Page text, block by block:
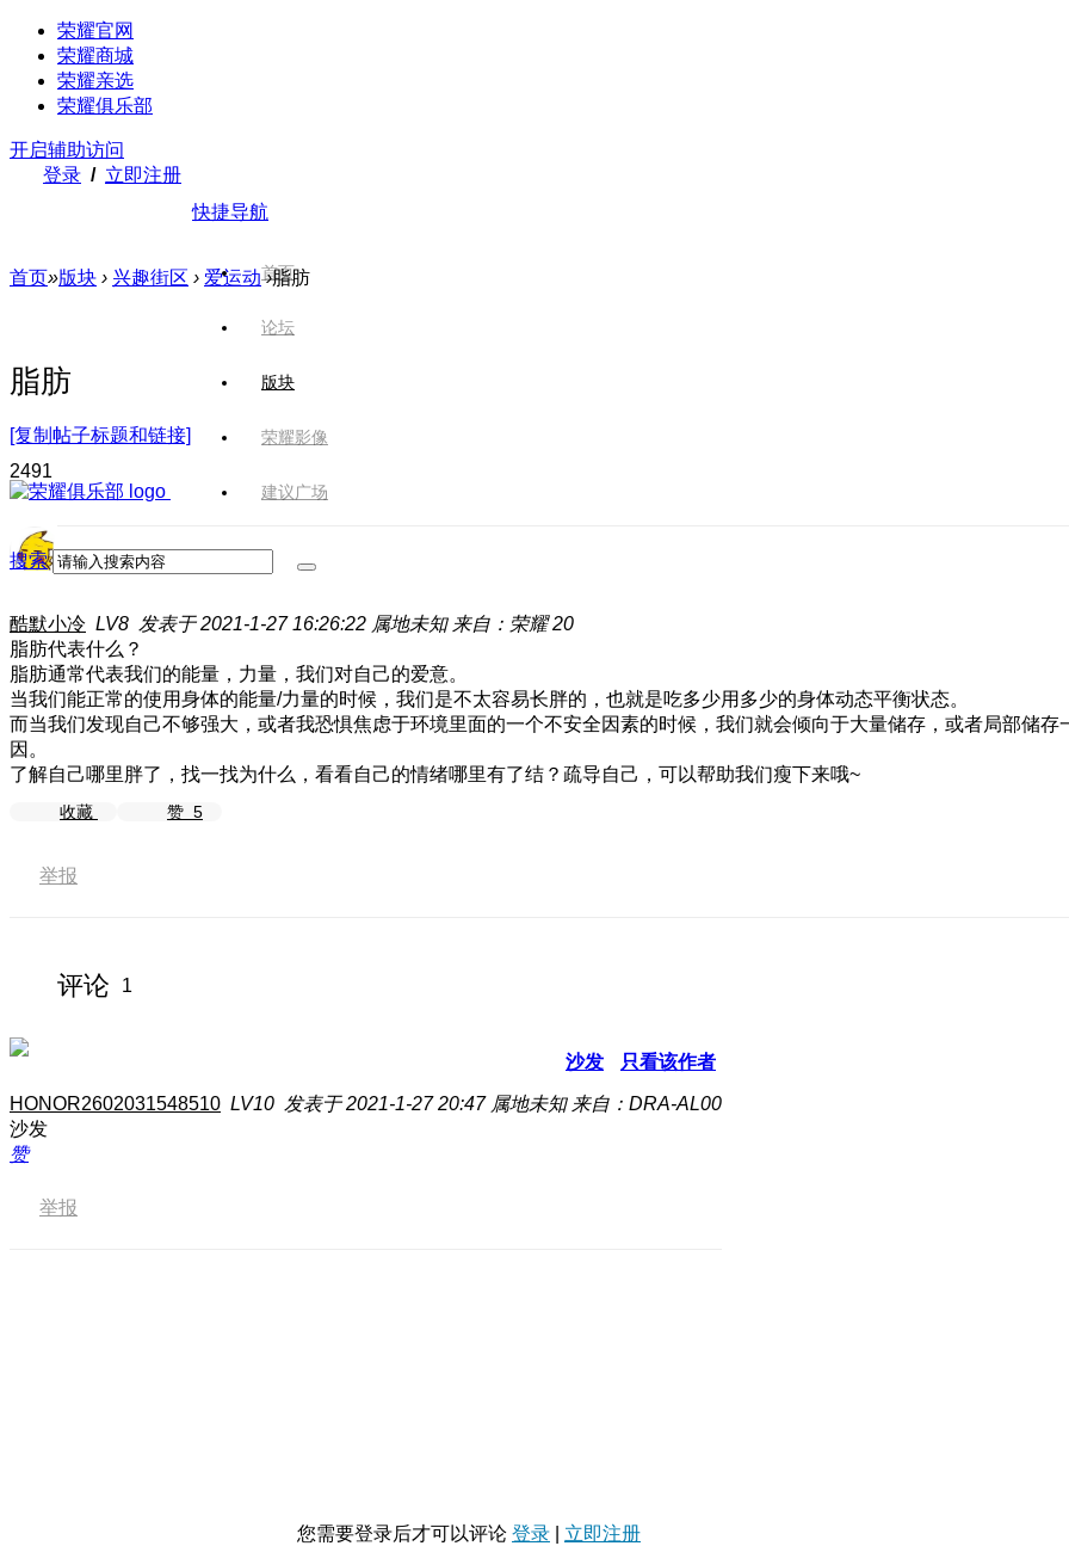
荣耀官网
荣耀商城
荣耀亲选
荣耀俱乐部
开启辅助访问
登录 / 立即注册
快捷导航
首页
论坛
版块
荣耀影像
建议广场
搜索
首页»版块 › 兴趣街区 › 爱运动 ›脂肪
脂肪
[复制帖子标题和链接]
2491
酷默小冷 LV8 发表于 2021-1-27 16:26:22 属地未知 来自：荣耀 20
脂肪代表什么？
脂肪通常代表我们的能量，力量，我们对自己的爱意。
当我们能正常的使用身体的能量/力量的时候，我们是不太容易长胖的，也就是吃多少用多少的身体动态平衡状态。
而当我们发现自己不够强大，或者我恐惧焦虑于环境里面的一个不安全因素的时候，我们就会倾向于大量储存，或者局部储
因。
了解自己哪里胖了，找一找为什么，看看自己的情绪哪里有了结？疏导自己，可以帮助我们瘦下来哦~
收藏 赞 5
举报
评论 1
沙发 只看该作者
HONOR2602031548510 LV10 发表于 2021-1-27 20:47 属地未知 来自：DRA-AL00
沙发
赞
举报
您需要登录后才可以评论 登录 立即注册